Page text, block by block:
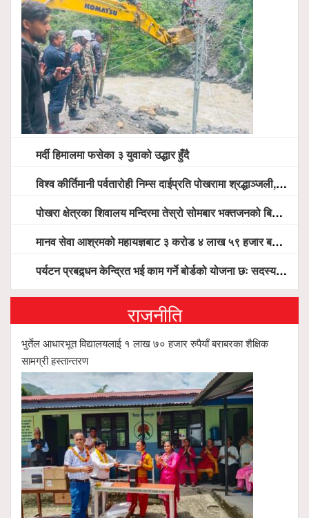
मर्दी हिमालमा फसेका ३ युवाको उद्धार हुँदै
विश्व कीर्तिमानी पर्वतारोही निम्स दाईप्रति पोखरामा श्रद्धाञ्जली, दीप प्रज्वलन गर्दै योगदानको प्रशंसा (भिडियो सहित)
पोखरा क्षेत्रका शिवालय मन्दिरमा तेस्रो सोमबार भक्तजनको बिहानैदेखि घुइँचो
मानव सेवा आश्रमको महायज्ञबाट ३ करोड ४ लाख ५९ हजार बचत, १ करोड ४४ लाख उठ्न बाँकी, विना संचार माध्यम तर प्रचार प्रसारमै भयो १९ लाख खर्च !
पर्यटन प्रबद्र्धन केन्द्रित भई काम गर्ने बोर्डको योजना छः सदस्य पोखरेल, चलिय पोखरालाई थप प्रभावकारी बनाउन होटल संघको माग
राजनीति
भुर्तेल आधारभूत विद्यालयलाई १ लाख ७० हजार रुपैयाँ बराबरका शैक्षिक
सामग्री हस्तान्तरण